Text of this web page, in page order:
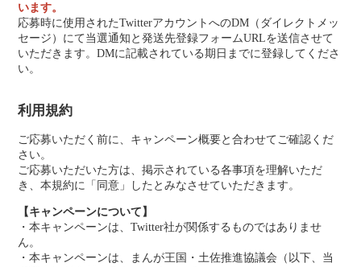
います。
応募時に使用されたTwitterアカウントへのDM（ダイレクトメッ
セージ）にて当選通知と発送先登録フォームURLを送信させて
いただきます。DMに記載されている期日までに登録してくださ
い。
利用規約
ご応募いただく前に、キャンペーン概要と合わせてご確認くだ
さい。
ご応募いただいた方は、掲示されている各事項を理解いただ
き、本規約に「同意」したとみなさせていただきます。
【キャンペーンについて】
・本キャンペーンは、Twitter社が関係するものではありませ
ん。
・本キャンペーンは、まんが王国・土佐推進協議会（以下、当